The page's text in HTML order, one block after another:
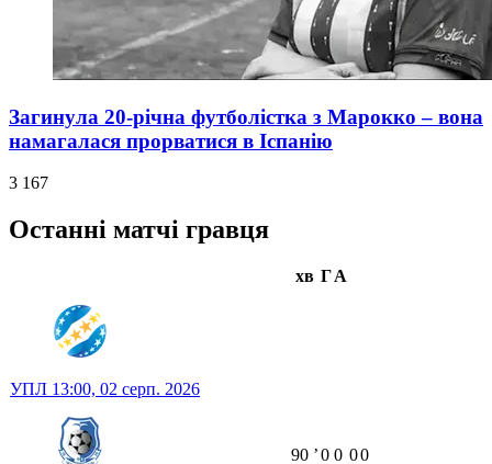
Загинула 20-річна футболістка з Марокко – вона
намагалася прорватися в Іспанію
3 167
Останні матчі гравця
хв ГА
УПЛ 13:00, 02 серп. 2026
90 ʼ0 0 00